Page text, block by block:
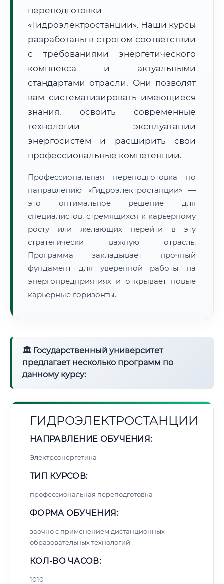
Расчет логистики оригиналов:
• Экспресс-доставка СДЭК / Почтой:3–5 рабочих дней
📜 Документы и аккредитация ФИС ФРДО
🔍Нажмите на документ для увеличения и просмотра
переподготовки
«Гидроэлектростанции». Наши курсы
разработаны в строгом соответствии
с требованиями энергетического
комплекса и актуальными
стандартами отрасли. Они позволят
вам систематизировать имеющиеся
знания, освоить современные
технологии эксплуатации
энергосистем и расширить свои
профессиональные компетенции.
Профессиональная переподготовка по
направлению «Гидроэлектростанции» —
это оптимальное решение для
специалистов, стремящихся к карьерному
росту или желающих перейти в эту
стратегически важную отрасль.
Программа закладывает прочный
фундамент для уверенной работы на
энергопредприятиях и открывает новые
карьерные горизонты.
🏛 Государственный университет
предлагает несколько программ по
данному курсу:
ГИДРОЭЛЕКТРОСТАНЦИИ
НАПРАВЛЕНИЕ ОБУЧЕНИЯ:
Электроэнергетика
ТИП КУРСОВ:
профессиональная переподготовка
ФОРМА ОБУЧЕНИЯ:
заочно с применением дистанционных
образовательных технологий
КОЛ-ВО ЧАСОВ:
1010